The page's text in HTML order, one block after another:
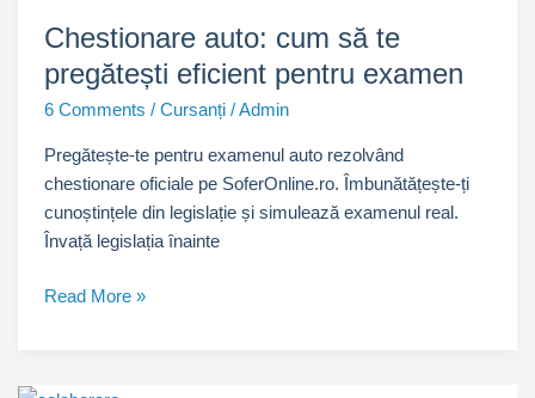
și
timp
pentru
teoretică
Chestionare auto: cum să te
pregătești eficient pentru examen
6 Comments /Cursanți /Admin
Pregătește-te pentru examenul auto rezolvând
chestionare oficiale pe SoferOnline.ro. Îmbunătățește-ți
cunoștințele din legislație și simulează examenul real.
Învață legislația înainte
Chestionare
Read More »